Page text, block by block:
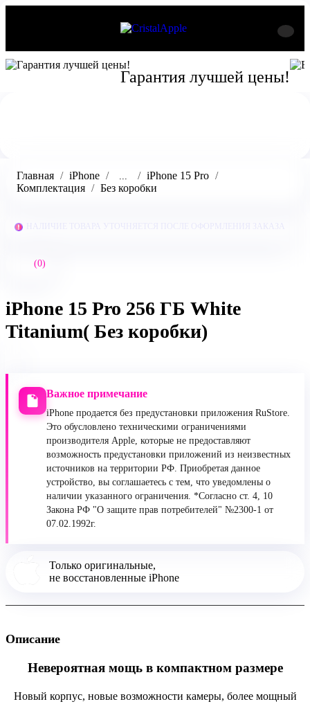
Гарантия лучшей цены!
Главная iPhone ...
iPhone 15 Pro
Комплектация
Без коробки
(0)
iPhone 15 Pro 256 ГБ White
Titanium( Без коробки)
Важное примечание
iPhone продается без предустановки приложения RuStore.
Это обусловлено техническими ограничениями
производителя Apple, которые не предоставляют
возможность предустановки приложений из неизвестных
источников на территории РФ. Приобретая данное
устройство, вы соглашаетесь с тем, что уведомлены о
наличии указанного ограничения. *Согласно ст. 4, 10
Закона РФ "О защите прав потребителей" №2300-1 от
07.02.1992г.
Только оригинальные,
не восстановленные iPhone
Описание
Невероятная мощь в компактном размере
Новый корпус, новые возможности камеры, более мощный